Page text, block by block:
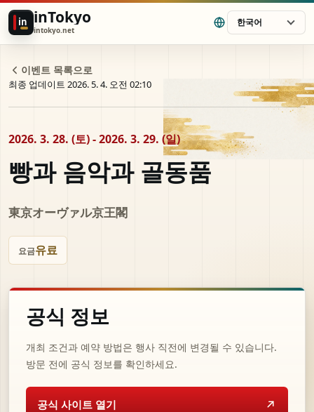
in inTokyo
intokyo.net
한국어
이벤트 목록으로
최종 업데이트 2026. 5. 4. 오전 02:10
2026. 3. 28. (토) - 2026. 3. 29. (일)
빵과 음악과 골동품
東京オーヴァル京王閣
요금유료
공식 정보
개최 조건과 예약 방법은 행사 직전에 변경될 수 있습니다.
방문 전에 공식 정보를 확인하세요.
공식 사이트 열기